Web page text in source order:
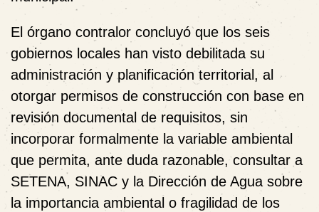
El órgano contralor concluyó que los seis
gobiernos locales han visto debilitada su
administración y planificación territorial, al
otorgar permisos de construcción con base en
revisión documental de requisitos, sin
incorporar formalmente la variable ambiental
que permita, ante duda razonable, consultar a
SETENA, SINAC y la Dirección de Agua sobre
la importancia ambiental o fragilidad de los